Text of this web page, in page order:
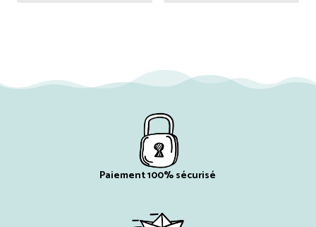
Paiement 100% sécurisé